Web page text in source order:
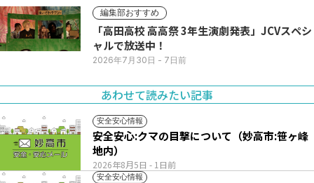
編集部おすすめ
「高田高校 高高祭 3年生演劇発表」JCVスペシ
ャルで放送中！
2026年7月30日 - 7日前
あわせて読みたい記事
安全安心情報
2026年8月5日 - 1日前
安全安心:クマの目撃について（妙高市:笹ヶ峰
地内）
安全安心情報